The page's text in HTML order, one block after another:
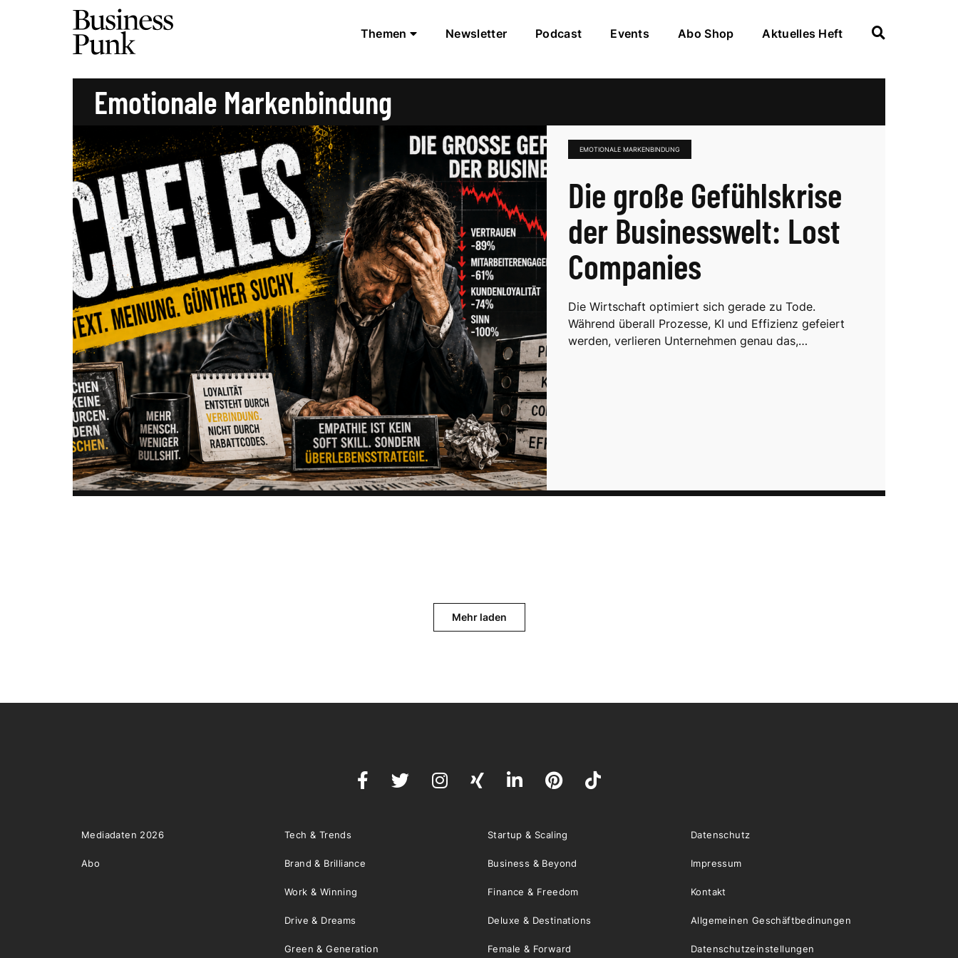
Themen Newsletter Podcast Events Abo Shop Aktuelles Heft
Emotionale Markenbindung
EMOTIONALE MARKENBINDUNG
Die große Gefühlskrise
der Businesswelt: Lost
Companies
Die Wirtschaft optimiert sich gerade zu Tode.
Während überall Prozesse, KI und Effizienz gefeiert
werden, verlieren Unternehmen genau das,…
Mehr laden
Mediadaten 2026
Abo
Tech & Trends Startup & Scaling
Brand & Brilliance Business & Beyond
Work & Winning Finance & Freedom
Drive & Dreams Deluxe & Destinations
Green & Generation Female & Forward
Datenschutz
Impressum
Kontakt
Allgemeinen Geschäftbedinungen
Datenschutzeinstellungen